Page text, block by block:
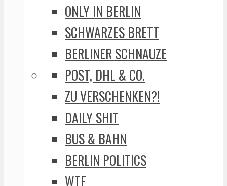
ONLY IN BERLIN
SCHWARZES BRETT
BERLINER SCHNAUZE
POST, DHL & CO.
ZU VERSCHENKEN?!
DAILY SHIT
BUS & BAHN
BERLIN POLITICS
WTF